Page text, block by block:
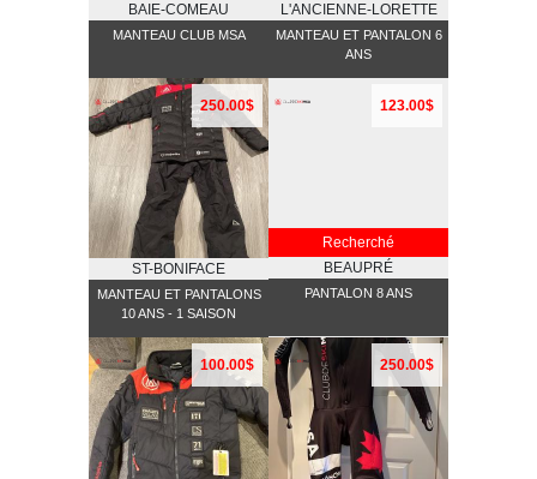
BAIE-COMEAU
MANTEAU CLUB MSA
L'ANCIENNE-LORETTE
MANTEAU ET PANTALON 6
ANS
250.00$
ST-BONIFACE
MANTEAU ET PANTALONS
10 ANS - 1 SAISON
123.00$
Recherché
BEAUPRÉ
PANTALON 8 ANS
100.00$ 250.00$